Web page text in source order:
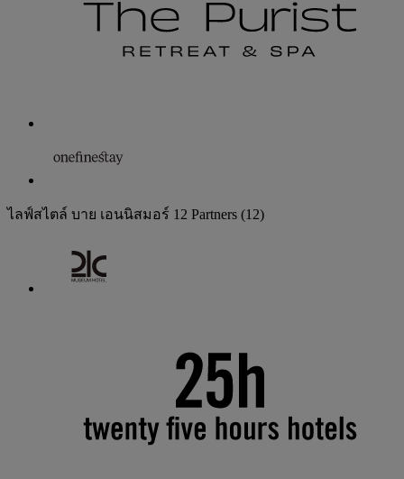
ไลฟ์สไตล์ บาย เอนนิสมอร์ 12 Partners (12)